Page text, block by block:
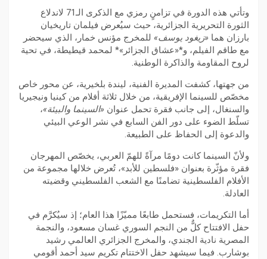
وتأتي هذه الدورة في تزامنٍ رمزي مع الذكرى الـ71 لاندلاع
الثورة التحريرية الجزائرية، حيث سيُعرض فيلمان تاريخيان
بارزان هما «زيغود يوسف» للمخرج مؤنس خمار، الذي سيحضر
مع طاقم الفيلم، و*«عشاق الجزائر»* لمحمد قيطيطة، في تحية
لروح المقاومة والذاكرة الوطنية.
من جهتها، كشفت المديرة الفنية، ليندة بلخيرية، عن محور خاص
مخصّص للسينما الإفريقية، من خلال ثلاثة أفلام من كينيا ونيجيريا
والسنغال، إلى جانب فقرة تحمل عنوان «السينما والبيئة»،
تسلّط الضوء على دور الفن السابع في نشر الوعي البيئي
والدعوة إلى الحفاظ على الطبيعة.
ولأنّ السينما كانت دومًا مرآةً للهمّ العربي، يخصّص المهرجان
فقرة مؤثّرة بعنوان «فلسطين للأبد»، تُعرض خلالها مجموعة من
الأفلام الفلسطينية تضامنًا مع الشعب الفلسطيني وقضيته
العادلة.
أما التكريمات، فستحمل طابعًا مميّزًا هذا العام؛ إذ سيُكرَّم في
حفل الافتتاح كلٌّ من النجم السوري غسان مسعود، والنجمة
المصرية نادية الجندي، والمخرج الجزائري العالمي رشيد
بوشارب. فيما سيشهد حفل الاختتام تكريم سيد أحمد أقومي